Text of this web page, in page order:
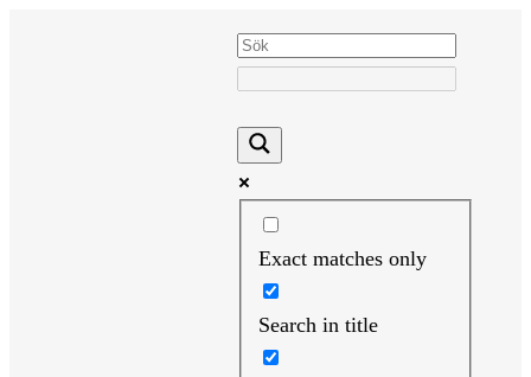
Exact matches only
Search in title